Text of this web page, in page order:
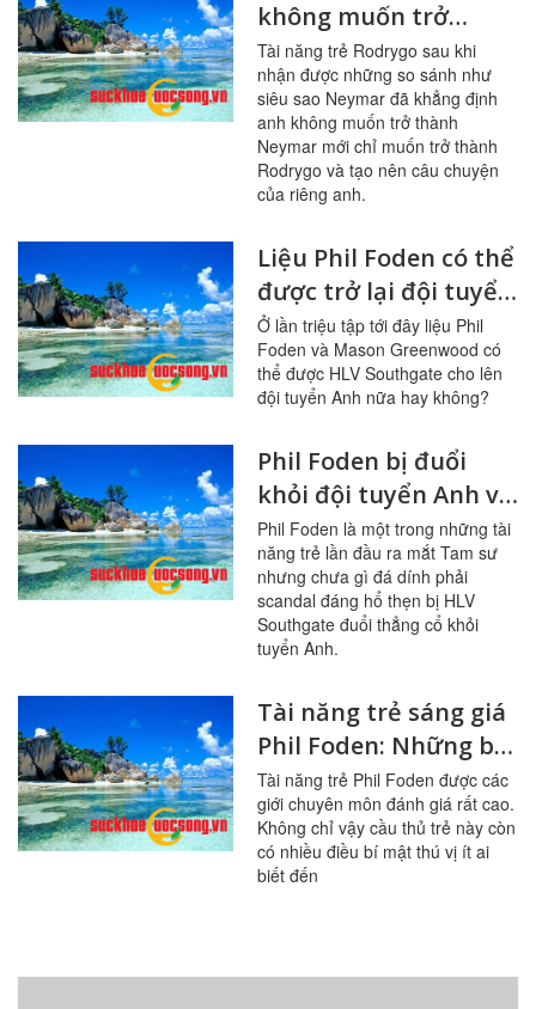
không muốn trở
thành Neymar mới?
Tài năng trẻ Rodrygo sau khi
nhận được những so sánh như
siêu sao Neymar đã khẳng định
anh không muốn trở thành
Neymar mới chỉ muốn trở thành
Rodrygo và tạo nên câu chuyện
của riêng anh.
Liệu Phil Foden có thể
được trở lại đội tuyển
Anh sau scandal dắt
gái?
Ở lần triệu tập tới đây liệu Phil
Foden và Mason Greenwood có
thể được HLV Southgate cho lên
đội tuyển Anh nữa hay không?
Phil Foden bị đuổi
khỏi đội tuyển Anh vì
sao?
Phil Foden là một trong những tài
năng trẻ lần đầu ra mắt Tam sư
nhưng chưa gì đá dính phải
scandal đáng hổ thẹn bị HLV
Southgate đuổi thẳng cổ khỏi
tuyển Anh.
Tài năng trẻ sáng giá
Phil Foden: Những bí
mật ít ai biết
Tài năng trẻ Phil Foden được các
giới chuyên môn đánh giá rất cao.
Không chỉ vậy cầu thủ trẻ này còn
có nhiều điều bí mật thú vị ít ai
biết đến